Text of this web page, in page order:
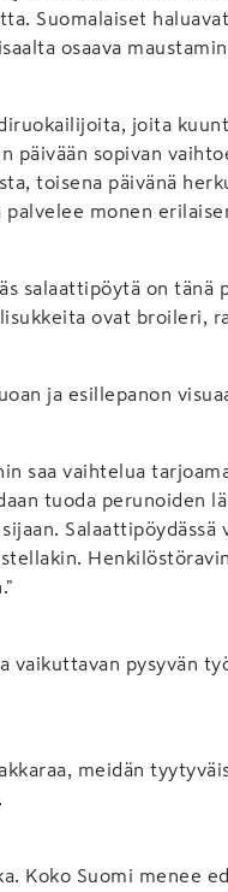
Suomalaiset
osaava
joita
päivään sopivan
toisena päivänä
monen
salaattipöytä on tänä
ovat broileri,
ja esillepanon
saa vaihtelua
tuoda perunoiden
vaikuttavan pysyvän
meidän
Koko Suomi menee